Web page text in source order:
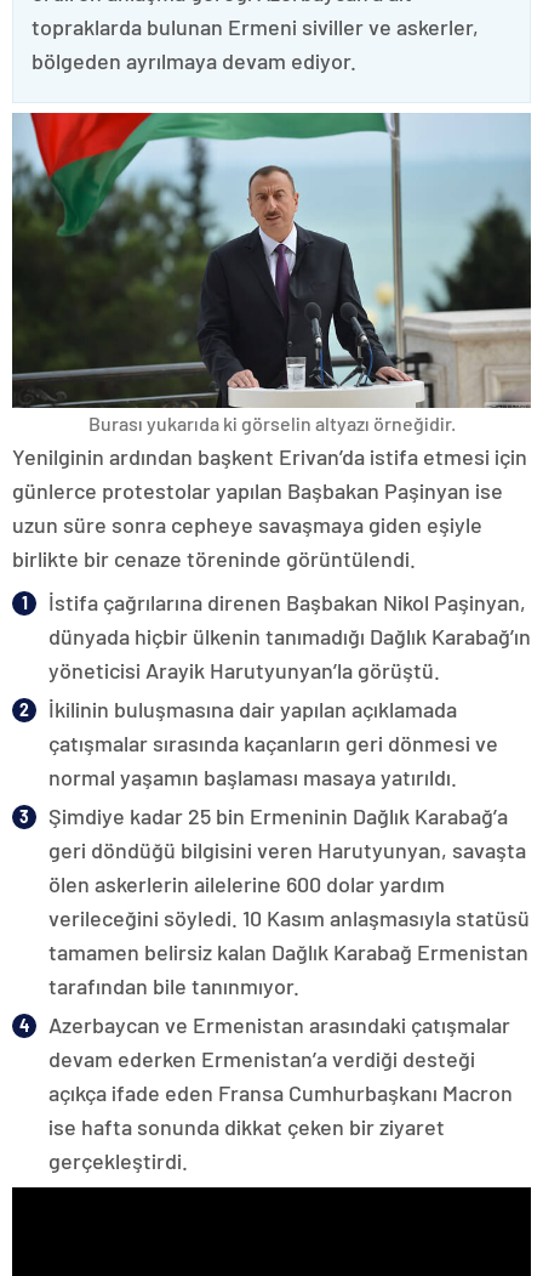
topraklarda bulunan Ermeni siviller ve askerler,
bölgeden ayrılmaya devam ediyor.
Burası yukarıda ki görselin altyazı örneğidir.
Yenilginin ardından başkent Erivan’da istifa etmesi için
günlerce protestolar yapılan Başbakan Paşinyan ise
uzun süre sonra cepheye savaşmaya giden eşiyle
birlikte bir cenaze töreninde görüntülendi.
İstifa çağrılarına direnen Başbakan Nikol Paşinyan,
dünyada hiçbir ülkenin tanımadığı Dağlık Karabağ’ın
yöneticisi Arayik Harutyunyan’la görüştü.
İkilinin buluşmasına dair yapılan açıklamada
çatışmalar sırasında kaçanların geri dönmesi ve
normal yaşamın başlaması masaya yatırıldı.
Şimdiye kadar 25 bin Ermeninin Dağlık Karabağ’a
geri döndüğü bilgisini veren Harutyunyan, savaşta
ölen askerlerin ailelerine 600 dolar yardım
verileceğini söyledi. 10 Kasım anlaşmasıyla statüsü
tamamen belirsiz kalan Dağlık Karabağ Ermenistan
tarafından bile tanınmıyor.
Azerbaycan ve Ermenistan arasındaki çatışmalar
devam ederken Ermenistan’a verdiği desteği
açıkça ifade eden Fransa Cumhurbaşkanı Macron
ise hafta sonunda dikkat çeken bir ziyaret
gerçekleştirdi.